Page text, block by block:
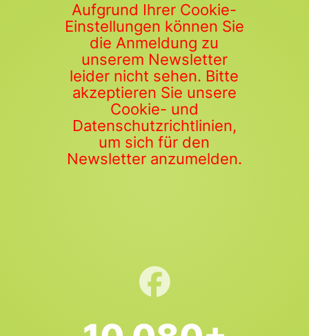
Aufgrund Ihrer Cookie-
Einstellungen können Sie
die Anmeldung zu
unserem Newsletter
leider nicht sehen. Bitte
akzeptieren Sie unsere
Cookie- und
Datenschutzrichtlinien,
um sich für den
Newsletter anzumelden.